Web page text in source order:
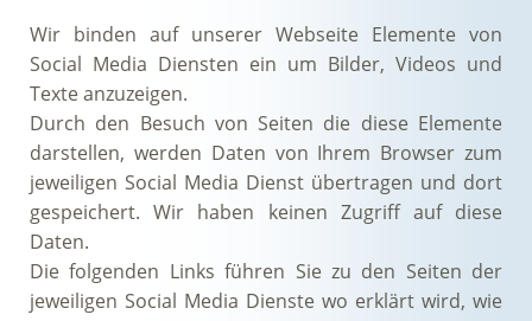
Wir binden auf unserer Webseite Elemente von
Social Media Diensten ein um Bilder, Videos und
Texte anzuzeigen.
Durch den Besuch von Seiten die diese Elemente
darstellen, werden Daten von Ihrem Browser zum
jeweiligen Social Media Dienst übertragen und dort
gespeichert. Wir haben keinen Zugriff auf diese
Daten.
Die folgenden Links führen Sie zu den Seiten der
jeweiligen Social Media Dienste wo erklärt wird, wie